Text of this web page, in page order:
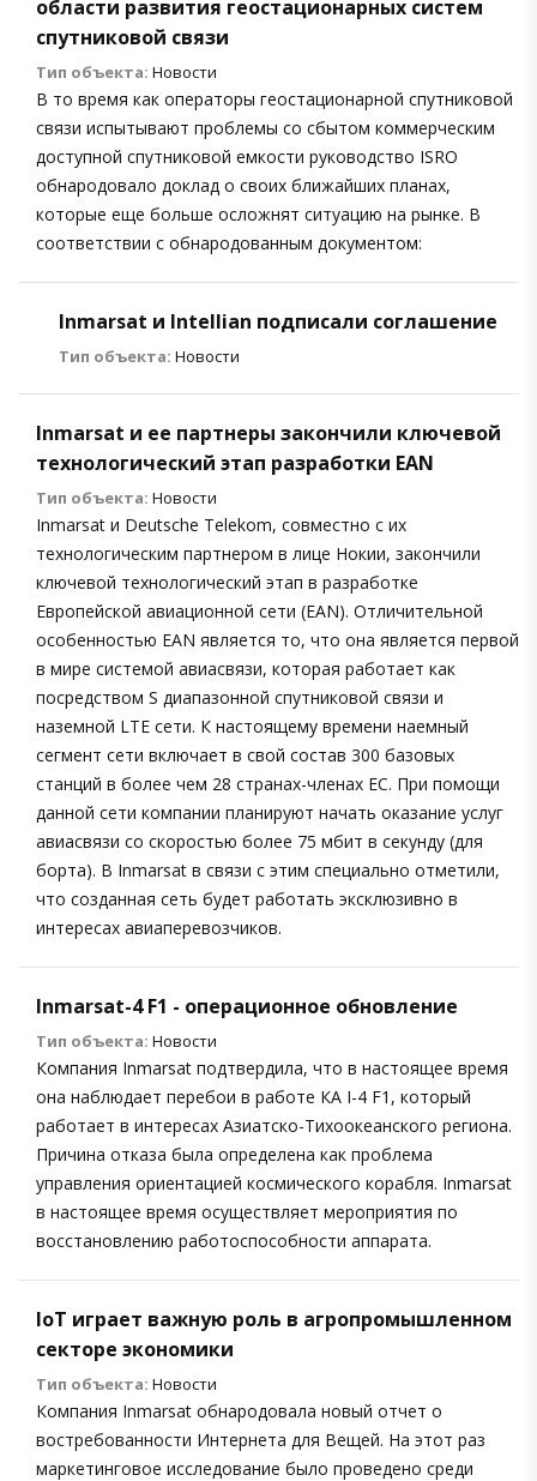
области развития геостационарных систем
спутниковой связи
Тип объекта: Новости
В то время как операторы геостационарной спутниковой
связи испытывают проблемы со сбытом коммерческим
доступной спутниковой емкости руководство ISRO
обнародовало доклад о своих ближайших планах,
которые еще больше осложнят ситуацию на рынке. В
соответствии с обнародованным документом:
Inmarsat и Intellian подписали соглашение
Тип объекта: Новости
Inmarsat и ее партнеры закончили ключевой
технологический этап разработки EAN
Тип объекта: Новости
Inmarsat и Deutsche Telekom, совместно с их
технологическим партнером в лице Нокии, закончили
ключевой технологический этап в разработке
Европейской авиационной сети (EAN). Отличительной
особенностью EAN является то, что она является первой
в мире системой авиасвязи, которая работает как
посредством S диапазонной спутниковой связи и
наземной LTE сети. К настоящему времени наемный
сегмент сети включает в свой состав 300 базовых
станций в более чем 28 странах-членах ЕС. При помощи
данной сети компании планируют начать оказание услуг
авиасвязи со скоростью более 75 мбит в секунду (для
борта). В Inmarsat в связи с этим специально отметили,
что созданная сеть будет работать эксклюзивно в
интересах авиаперевозчиков.
Inmarsat-4 F1 - операционное обновление
Тип объекта: Новости
Компания Inmarsat подтвердила, что в настоящее время
она наблюдает перебои в работе КА I-4 F1, который
работает в интересах Азиатско-Тихоокеанского региона.
Причина отказа была определена как проблема
управления ориентацией космического корабля. Inmarsat
в настоящее время осуществляет мероприятия по
восстановлению работоспособности аппарата.
IoT играет важную роль в агропромышленном
секторе экономики
Тип объекта: Новости
Компания Inmarsat обнародовала новый отчет о
востребованности Интернета для Вещей. На этот раз
маркетинговое исследование было проведено среди